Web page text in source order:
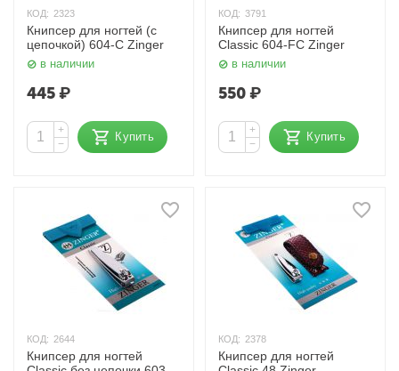
КОД: 2323
Книпсер для ногтей (с
цепочкой) 604-С Zinger
в наличии
445₽
+
−
Купить
КОД: 3791
Книпсер для ногтей
Classic 604-FC Zinger
в наличии
550₽
+
−
Купить
КОД: 2644
Книпсер для ногтей
КОД: 2378
Книпсер для ногтей